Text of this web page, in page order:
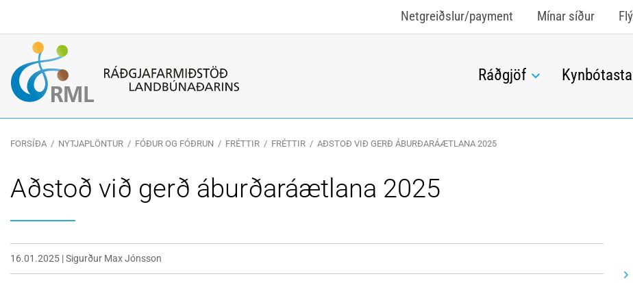
Ráðgjöf
Netgreiðslur/payment Mínar síður
Leitarorð
FORSÍÐA / NYTJAPLÖNTUR / FÓÐUR OG FÓÐRUN / FRÉTTIR / FRÉTTIR / AÐSTOÐ VIÐ GERÐ ÁBURÐARÁÆTLANA 2025
Aðstoð við gerð áburðaráætlana 2025
16.01.2025 |Sigurður Max Jónsson